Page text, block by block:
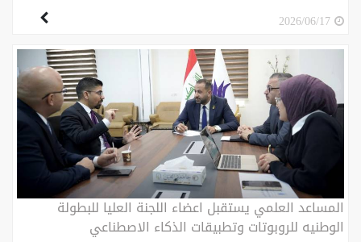
2026/06/17
المساعد العلمي يستقبل اعضاء اللجنة العليا للبطولة
الوطنيه للروبوتات وتطبيقات الذكاء الاصطناعي